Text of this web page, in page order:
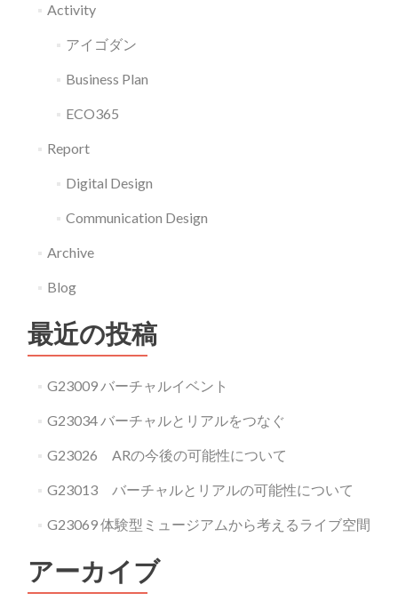
Activity
アイゴダン
Business Plan
ECO365
Report
Digital Design
Communication Design
Archive
Blog
最近の投稿
G23009 バーチャルイベント
G23034 バーチャルとリアルをつなぐ
G23026 ARの今後の可能性について
G23013 バーチャルとリアルの可能性について
G23069 体験型ミュージアムから考えるライブ空間
アーカイブ